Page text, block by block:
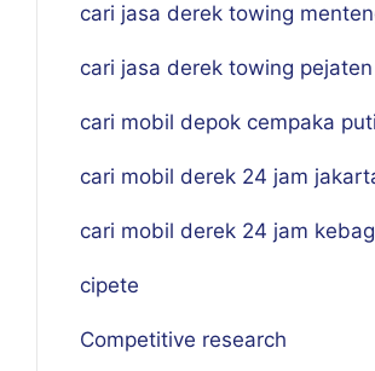
cari jasa derek towing
cari jasa derek towing pejaten
cari mobil depok cempaka
cari mobil derek 24 jam
cari mobil derek 24 jam
cipete
Competitive research